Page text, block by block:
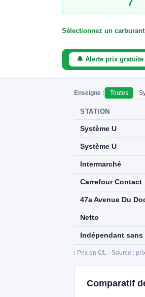
Sélectionnez un
🔔 Alerte prix gratuite
Enseigne : Toutes
STATION
Système U
Système U
Intermarché
Carrefour Contact
47a Avenue Du
Netto
Indépendant
ℹ️ Prix en €/L · Source :
Comparatif